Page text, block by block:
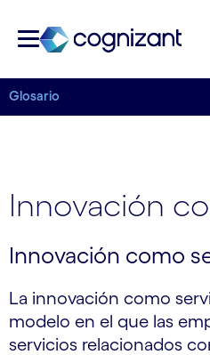
Glosario
Innovación
Innovación como
La innovación como
modelo en el que las
servicios relacionados